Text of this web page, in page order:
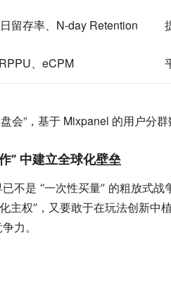
留存率、N-day Retention
、eCPM
会”，基于 Mixpanel 的用户分
” 中建立全球化壁垒
不是 “一次性买量” 的粗放式
主权”，又要敢于在玩法创新中
力。